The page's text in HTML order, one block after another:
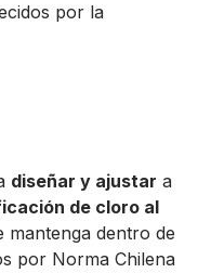
por la
diseñar y ajustar a
de cloro al
mantenga dentro de
por Norma Chilena